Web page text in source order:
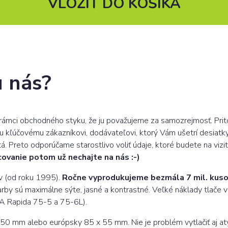
obchodného styku, že ju považujeme za samozrejmosť.
zákazníkovi, dodávateľovi, ktorý Vám ušetrí
Preto odporúčame starostlivo voliť údaje, ktoré budete na
potom už nechajte na nás :-)
(od roku 1995). Ročne vyprodukujeme bezmála 7 mil.
sú maximálne sýte, jasné a kontrastné. Veľké náklady tlače
Rapida 75-5 a 75-6L).
mm alebo európsky 85 x 55 mm. Nie je problém vytlačiť aj